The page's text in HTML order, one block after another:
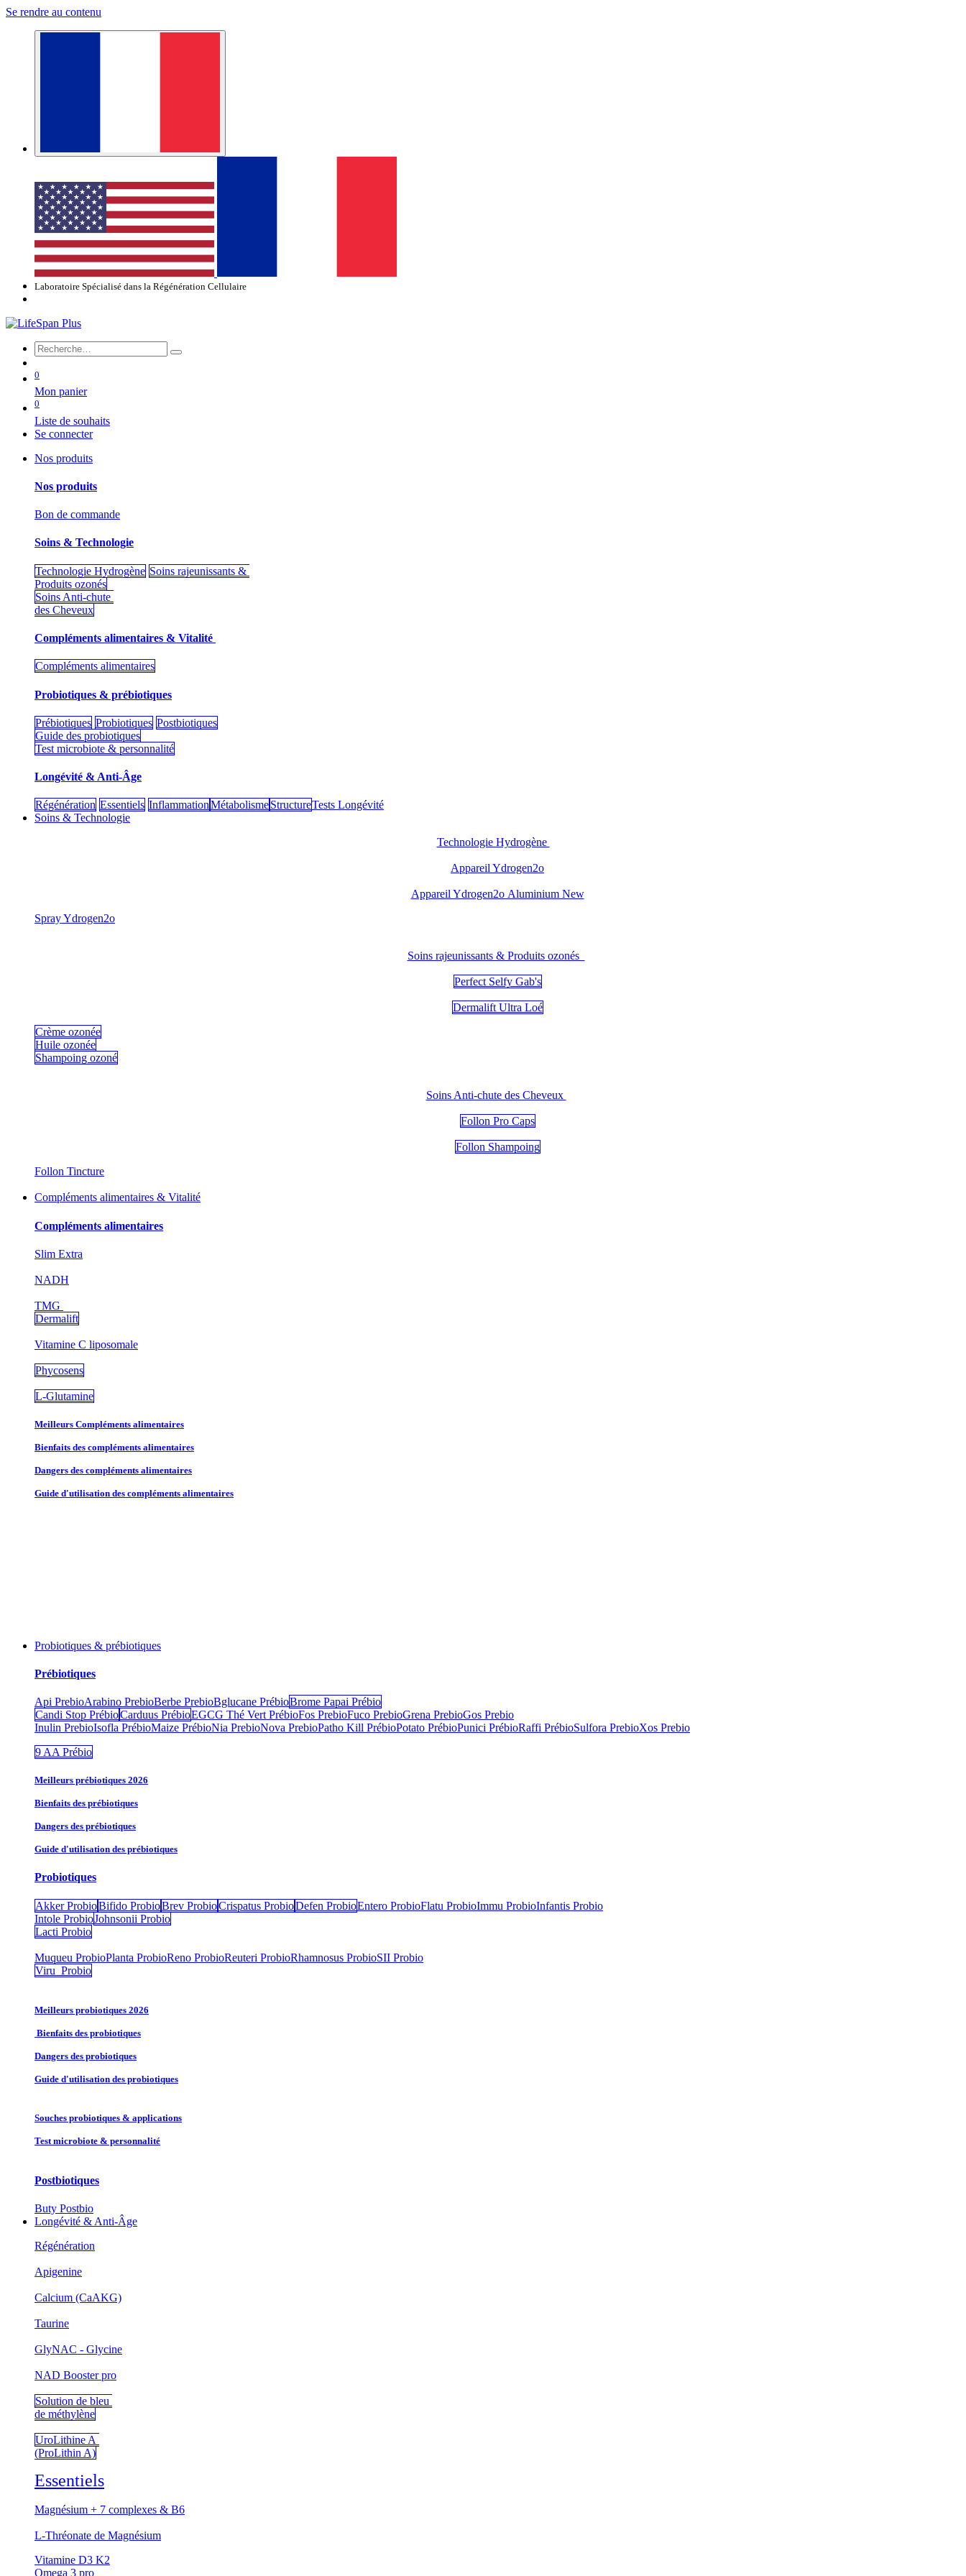
Se rendre au contenu
Laboratoire Spécialisé dans la Régénération Cellulaire
0
Mon panier
0
Liste de souhaits
Se connecter
Nos produits
Nos produits
Bon de commande
Soins & Technologie
Technologie Hydrogène Soins rajeunissants &
Produits ozonés
Soins Anti-chute
des Cheveux
Compléments alimentaires & Vitalité
Compléments alimentaires
Probiotiques & prébiotiques
Prébiotiques Probiotiques Postbiotiques
Guide des probiotiques
Test microbiote & personnalité
Longévité & Anti-Âge
Régénération Essentiels InflammationMétabolismeStructureTests Longévité
Soins & Technologie
Technologie Hydrogène
Appareil Ydrogen2o
Appareil Ydrogen2o Aluminium New
​Spray Ydrogen2o
Soins rajeunissants & Produits ozonés
Perfect Selfy Gab's
Dermalift Ultra Loé
Crème ozonée
Huile ozonée
Shampoing ozoné
Soins Anti-chute des Cheveux
Follon Pro Caps
Follon Shampoing
Follon Tincture
Compléments alimentaires & Vitalité
Compléments alimentaires
Slim Extra
NADH
TMG
Dermalift
Vitamine C liposomale
Phycosens
L-Glutamine
Meilleurs Compléments alimentaires
Bienfaits des compléments alimentaires
Dangers des compléments alimentaires
Guide d'utilisation des compléments alimentaires
Probiotiques & prébiotiques
Prébiotiques
Api PrebioArabino PrebioBerbe PrebioBglucane PrébioBrome Papai Prébio
Candi Stop PrébioCarduus PrébioEGCG Thé Vert PrébioFos PrebioFuco PrebioGrena PrebioGos Prebio
Inulin PrebioIsofla PrébioMaize PrébioNia PrebioNova PrebioPatho Kill PrébioPotato PrébioPunici PrébioRaffi PrébioSulfora PrebioXos Prebio
9 AA Prébio
Meilleurs prébiotiques 2026
Bienfaits des prébiotiques
Dangers des prébiotiques
Guide d'utilisation des prébiotiques
Probiotiques
Akker ProbioBifido ProbioBrev ProbioCrispatus ProbioDefen ProbioEntero Probio​Flatu Probio​Immu ProbioInfantis Probio
Intole ProbioJohnsonii Probio
Lacti Probio
Muqueu ProbioPlanta ProbioReno ProbioReuteri ProbioRhamnosus ProbioSII Probio
Viru Probio
Meilleurs probiotiques 2026
Bienfaits des probiotiques
Dangers des probiotiques
Guide d'utilisation des probiotiques
Souches probiotique​s & applications
Test microbiote & personnalité
Postbiotiques
Buty Postbio
Longévité & Anti-Âge
Régénération
Apigenine
Calcium (CaAKG)
Taurine
GlyNAC - Glycine
NAD Booster pro
Solution de bleu
de méthylène
UroLithine A
(ProLithin A)
Essentiels
Magnésium + 7 complexes & B6
L-Thréonate de Magnésium
Vitamine D3 K2
Omega 3 pro